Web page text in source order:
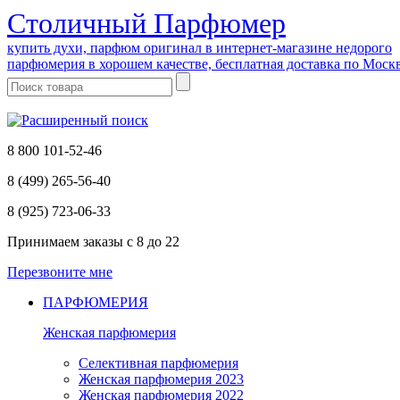
Cтоличный Парфюмер
купить духи, парфюм оригинал в интернет-магазине недорого
парфюмерия в хорошем качестве, бесплатная доставка по
8 800 101-52-46
8 (499) 265-56-40
8 (925) 723-06-33
Принимаем заказы с 8 до 22
Перезвоните мне
ПАРФЮМЕРИЯ
Женская парфюмерия
Селективная парфюмерия
Женская парфюмерия 2023
Женская парфюмерия 2022